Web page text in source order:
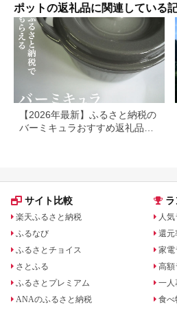
ポットの返礼品に関連している
【2026年最新】ふるさと納税の
バーミキュラおすすめ返礼品一
サイト比較
楽天ふるさと納税
ふるなび
ふるさとチョイス
さとふる
ふるさとプレミアム
ANAのふるさと納税
人
還元
家電
高額
一人
食べ